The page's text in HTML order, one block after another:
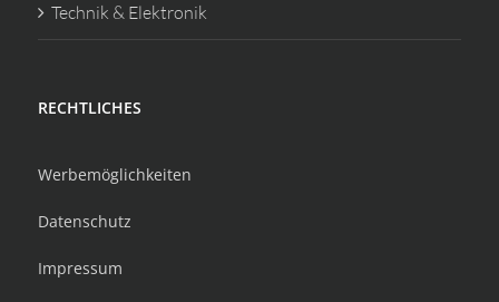
Technik & Elektronik
RECHTLICHES
Werbemöglichkeiten
Datenschutz
Impressum